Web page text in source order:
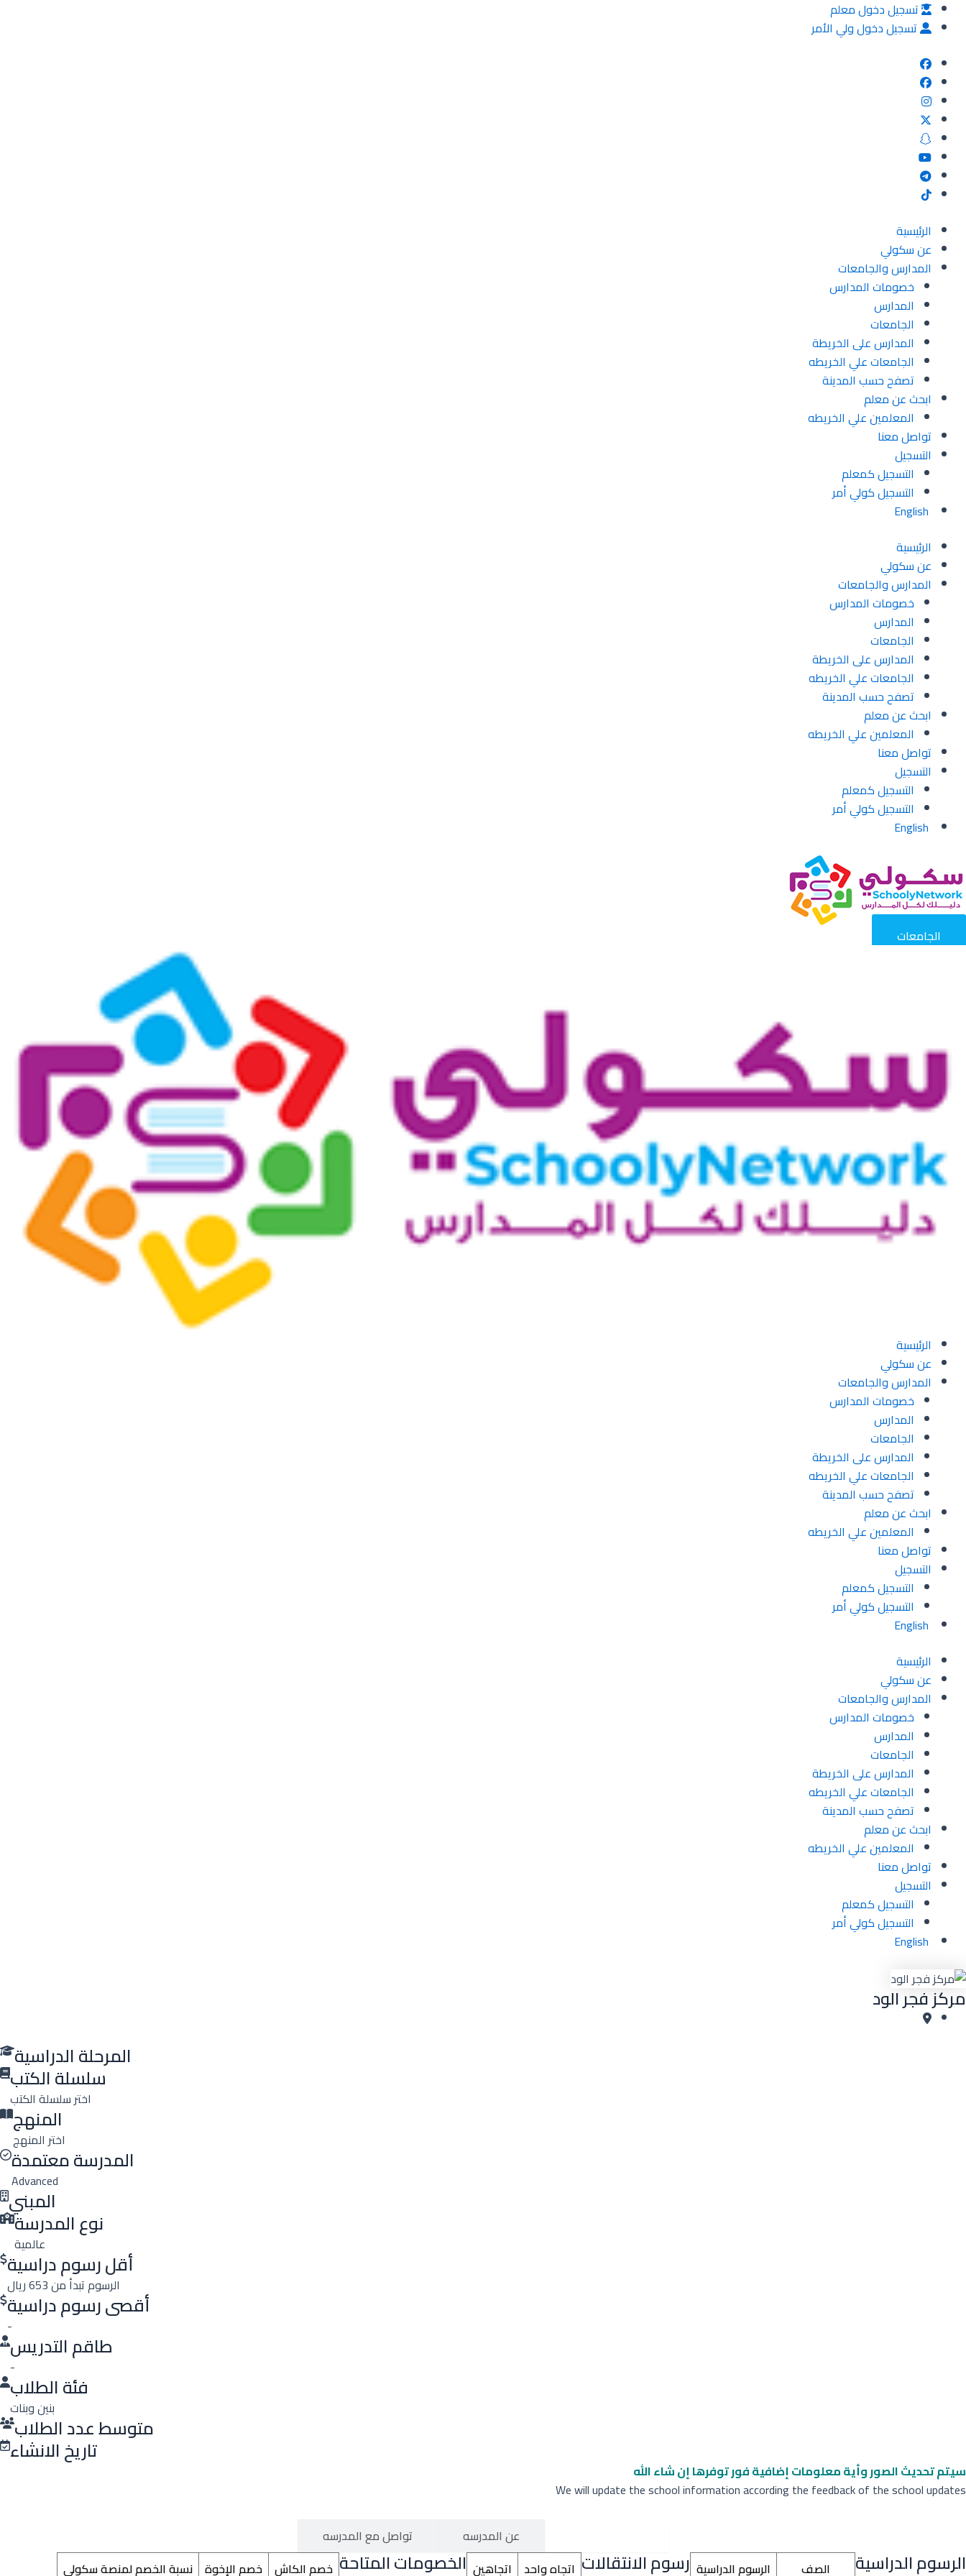
تخطي
تسجيل دخول معلم
تسجيل دخول ولي الأمر
الرئيسية
عن سكولي
المدارس والجامعات
خصومات المدارس
المدارس
الجامعات
المدارس على الخريطة
الجامعات علي الخريطه
تصفح حسب المدينة
ابحث عن معلم
المعلمين علي الخريطه
تواصل معنا
التسجيل
التسجيل كمعلم
التسجيل كولي أمر
English
الرئيسية
عن سكولي
المدارس والجامعات
خصومات المدارس
المدارس
الجامعات
المدارس على الخريطة
الجامعات علي الخريطه
تصفح حسب المدينة
ابحث عن معلم
المعلمين علي الخريطه
تواصل معنا
التسجيل
التسجيل كمعلم
التسجيل كولي أمر
English
الجامعات
الرئيسية
عن سكولي
المدارس والجامعات
خصومات المدارس
المدارس
الجامعات
المدارس على الخريطة
الجامعات علي الخريطه
تصفح حسب المدينة
ابحث عن معلم
المعلمين علي الخريطه
تواصل معنا
التسجيل
التسجيل كمعلم
التسجيل كولي أمر
English
الرئيسية
عن سكولي
المدارس والجامعات
خصومات المدارس
المدارس
الجامعات
المدارس على الخريطة
الجامعات علي الخريطه
تصفح حسب المدينة
ابحث عن معلم
المعلمين علي الخريطه
تواصل معنا
التسجيل
التسجيل كمعلم
التسجيل كولي أمر
English
مركز فجر الود
المرحلة الدراسية
سلسلة الكتب
اختر سلسلة الكتب
المنهج
اختر المنهج
المدرسة معتمدة
Advanced
المبني
نوع المدرسة
عالمية
أقل رسوم دراسية
الرسوم تبدأ من 653 ريال
أقصى رسوم دراسية
-
طاقم التدريس
-
فئة الطلاب
بنين وبنات
متوسط عدد الطلاب
تاريخ الانشاء
سيتم تحديث الصور وأية معلومات إضافيةفور توفرها إن شاء الله
We will update the school information according the feedback of the school updates
عن المدرسه تواصل مع المدرسه
الرسوم الدراسية الصف الرسوم الدراسية رسوم الانتقالات اتجاه واحد اتجاهين الخصومات المتاحة خصم الكاش خصم الإخوة نسبة الخصم لمنصة سكولي